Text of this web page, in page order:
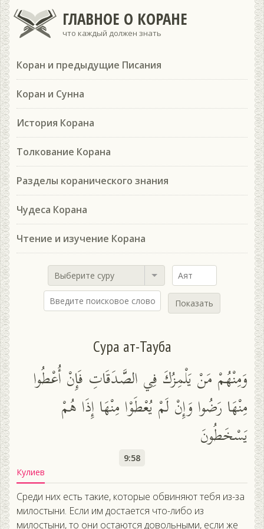
ГЛАВНОЕ О КОРАНЕ
что каждый должен знать
Коран и предыдущие Писания
Коран и Сунна
История Корана
Толкование Корана
Разделы коранического знания
Чудеса Корана
Чтение и изучение Корана
Выберите суру
Показать
Сура ат-Тауба
وَمِنْهُمْ مَنْ يَلْمِزُكَ فِي الصَّدَقَاتِ فَإِنْ أُعْطُوا
مِنْهَا رَضُوا وَإِنْ لَمْ يُعْطَوْا مِنْهَا إِذَا هُمْ
يَسْخَطُونَ
9:58
Кулиев
Среди них есть такие, которые обвиняют тебя из-за
милостыни. Если им достается что-либо из
милостыни, то они остаются довольными, если же